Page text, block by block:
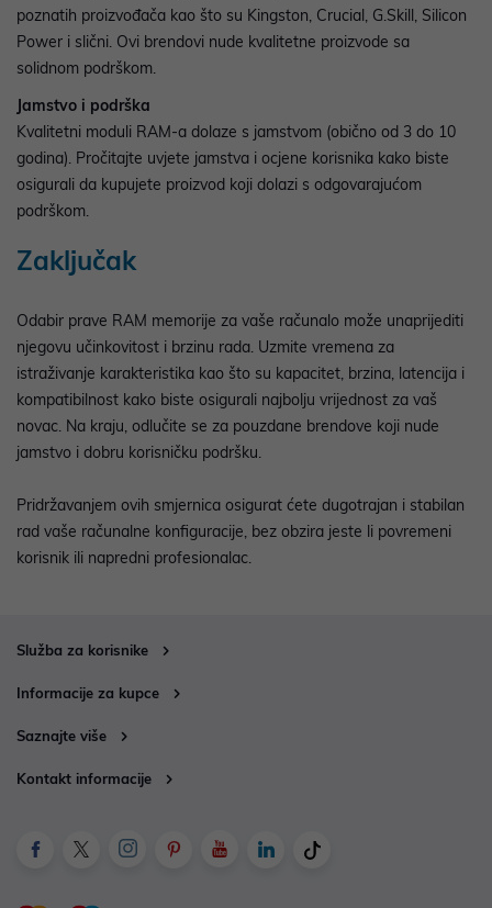
poznatih proizvođača kao što su Kingston, Crucial, G.Skill, Silicon
Power i slični. Ovi brendovi nude kvalitetne proizvode sa
solidnom podrškom.
Jamstvo i podrška
Kvalitetni moduli RAM-a dolaze s jamstvom (obično od 3 do 10
godina). Pročitajte uvjete jamstva i ocjene korisnika kako biste
osigurali da kupujete proizvod koji dolazi s odgovarajućom
podrškom.
Zaključak
Odabir prave RAM memorije za vaše računalo može unaprijediti
njegovu učinkovitost i brzinu rada. Uzmite vremena za
istraživanje karakteristika kao što su kapacitet, brzina, latencija i
kompatibilnost kako biste osigurali najbolju vrijednost za vaš
novac. Na kraju, odlučite se za pouzdane brendove koji nude
jamstvo i dobru korisničku podršku.
Pridržavanjem ovih smjernica osigurat ćete dugotrajan i stabilan
rad vaše računalne konfiguracije, bez obzira jeste li povremeni
korisnik ili napredni profesionalac.
Služba za korisnike
Informacije za kupce
Saznajte više
Kontakt informacije